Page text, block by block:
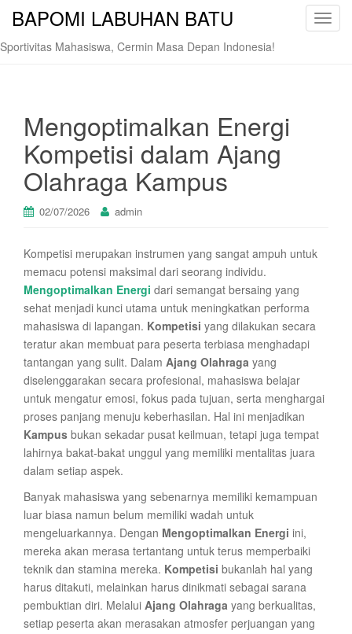
T
BAPOMI LABUHAN BATU
Sportivitas Mahasiswa, Cermin Masa Depan Indonesia!
Mengoptimalkan Energi
Kompetisi dalam Ajang
Olahraga Kampus
02/07/2026 admin
Kompetisi merupakan instrumen yang sangat ampuh untuk
memacu potensi maksimal dari seorang individu.
Mengoptimalkan Energi dari semangat bersaing yang
sehat menjadi kunci utama untuk meningkatkan performa
mahasiswa di lapangan. Kompetisi yang dilakukan secara
teratur akan membuat para peserta terbiasa menghadapi
tantangan yang sulit. Dalam Ajang Olahraga yang
diselenggarakan secara profesional, mahasiswa belajar
untuk mengatur emosi, fokus pada tujuan, serta menghargai
proses panjang menuju keberhasilan. Hal ini menjadikan
Kampus bukan sekadar pusat keilmuan, tetapi juga tempat
lahirnya bakat-bakat unggul yang memiliki mentalitas juara
dalam setiap aspek.
Banyak mahasiswa yang sebenarnya memiliki kemampuan
luar biasa namun belum memiliki wadah untuk
mengeluarkannya. Dengan Mengoptimalkan Energi ini,
mereka akan merasa tertantang untuk terus memperbaiki
teknik dan stamina mereka. Kompetisi bukanlah hal yang
harus ditakuti, melainkan harus dinikmati sebagai sarana
pembuktian diri. Melalui Ajang Olahraga yang berkualitas,
setiap peserta akan merasakan atmosfer perjuangan yang